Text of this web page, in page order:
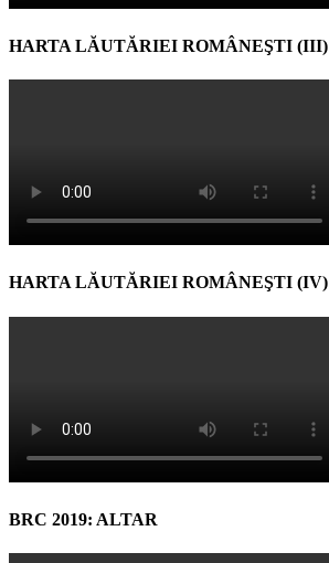
HARTA LĂUTĂRIEI ROMÂNEŞTI (III)
HARTA LĂUTĂRIEI ROMÂNEŞTI (IV)
BRC 2019: ALTAR